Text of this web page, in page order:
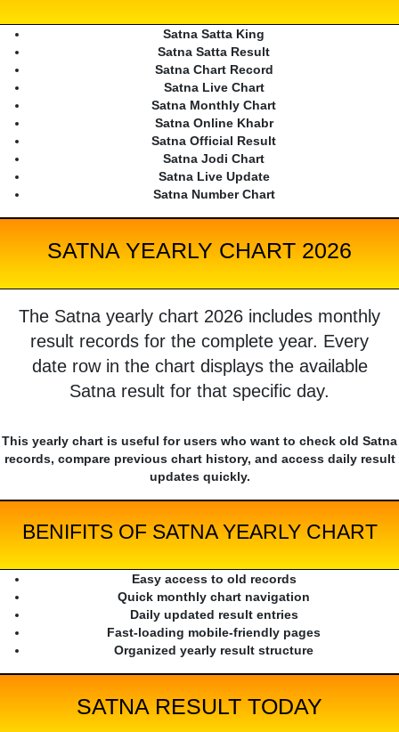
Satna Satta King
Satna Satta Result
Satna Chart Record
Satna Live Chart
Satna Monthly Chart
Satna Online Khabr
Satna Official Result
Satna Jodi Chart
Satna Live Update
Satna Number Chart
SATNA YEARLY CHART 2026
The Satna yearly chart 2026 includes monthly
result records for the complete year. Every
date row in the chart displays the available
Satna result for that specific day.
This yearly chart is useful for users who want to check old Satna
records, compare previous chart history, and access daily result
updates quickly.
BENIFITS OF SATNA YEARLY CHART
Easy access to old records
Quick monthly chart navigation
Daily updated result entries
Fast-loading mobile-friendly pages
Organized yearly result structure
SATNA RESULT TODAY